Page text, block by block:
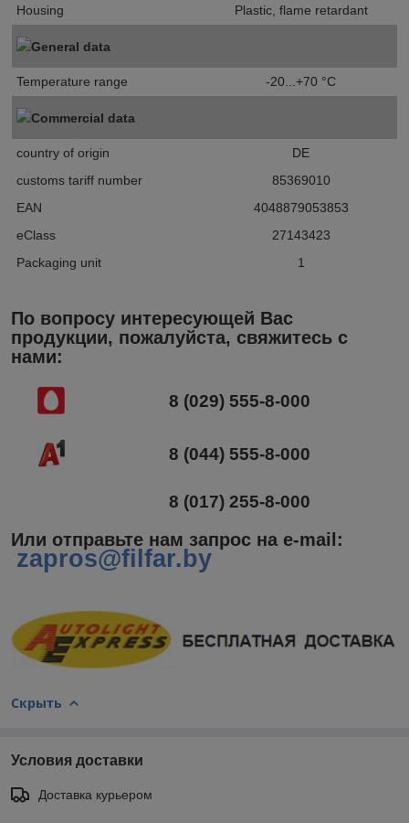
Housing
Plastic, flame retardant
General data
Temperature range -20...+70 °C
Commercial data
country of origin
DE
customs tariff number
85369010
EAN
4048879053853
eClass
27143423
Packaging unit
1
По вопросу интересующей Вас
продукции, пожалуйста, свяжитесь с
нами:
8 (029) 555-8-000
8 (044) 555-8-000
8 (017) 255-8-000
Или отправьте нам запрос на e-mail :
zapros@filfar.by
Скрыть
Условия доставки
Доставка курьером